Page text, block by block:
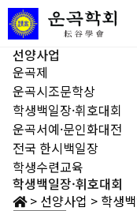
선양사업
운곡제
운곡시조문학상
학생백일장·휘호대회
운곡서예·문인화대전
전국 한시백일장
학생수련교육
학생백일장·휘호대회
> 선양사업 > 학생